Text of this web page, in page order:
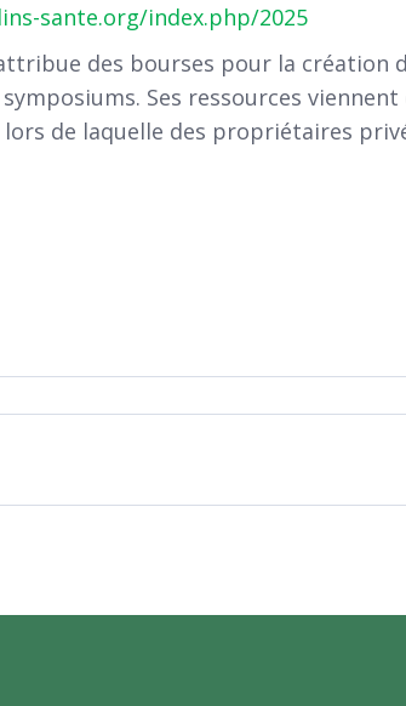
sante.org/index.php/2025
attribue des bourses pour la
Ses ressources
lors de laquelle des propriétaires